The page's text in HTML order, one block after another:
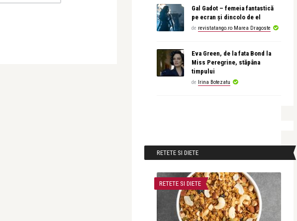
Gal Gadot – femeia fantastică
pe ecran și dincolo de el
de revistatango.ro Marea Dragoste
Eva Green, de la fata Bond la
Miss Peregrine, stăpâna
timpului
de Irina Botezatu
RETETE SI DIETE
RETETE SI DIETE